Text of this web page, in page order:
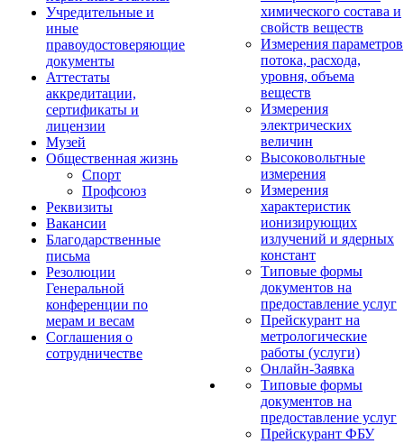
Учредительные и
иные
правоудостоверяющие
документы
Аттестаты
аккредитации,
сертификаты и
лицензии
Музей
Общественная жизнь
Спорт
Профсоюз
Реквизиты
Вакансии
Благодарственные
письма
Резолюции
Генеральной
конференции по
мерам и весам
Соглашения о
сотрудничестве
химического состава и
свойств веществ
Измерения параметров
потока, расхода,
уровня, объема
веществ
Измерения
электрических
величин
Высоковольтные
измерения
Измерения
характеристик
ионизирующих
излучений и ядерных
констант
Типовые формы
документов на
предоставление услуг
Прейскурант на
метрологические
работы (услуги)
Онлайн-Заявка
Типовые формы
документов на
предоставление услуг
Прейскурант ФБУ